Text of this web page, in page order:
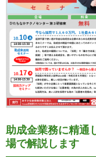
助成金業務に精通
場で解説します